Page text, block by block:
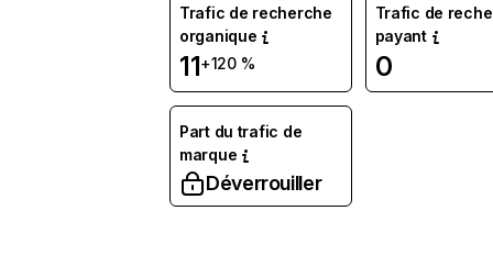
Trafic de recherche
organique
11+120 %
Trafic de
payant
0
Part du trafic de
marque
Déverrouiller